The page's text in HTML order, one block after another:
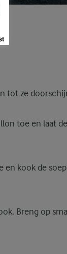
tot ze
toe en laat
en kook de
Breng op